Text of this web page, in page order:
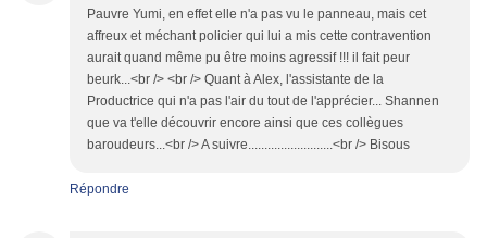
Pauvre Yumi, en effet elle n'a pas vu le panneau, mais cet
affreux et méchant policier qui lui a mis cette contravention
aurait quand même pu être moins agressif !!! il fait peur
beurk...<br /> <br /> Quant à Alex, l'assistante de la
Productrice qui n'a pas l'air du tout de l'apprécier... Shannen
que va t'elle découvrir encore ainsi que ces collègues
baroudeurs...<br /> A suivre..........................<br /> Bisous
Répondre